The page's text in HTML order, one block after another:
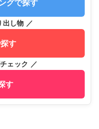
グで探す
出し物 ／
す
ェック ／
す